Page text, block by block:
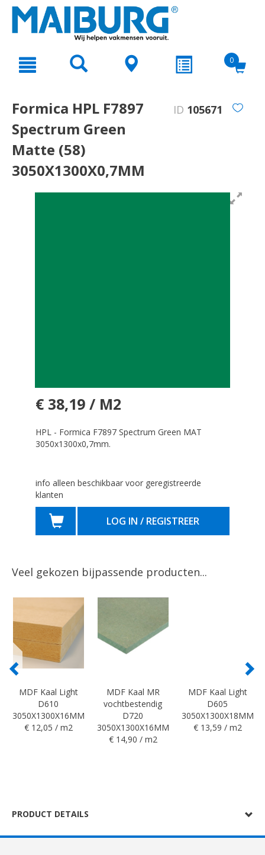
text.skipToNavigation
0
Formica HPL F7897
Spectrum Green
Matte (58)
3050X1300X0,7MM
ID 105671
€ 38,19 / M2
HPL - Formica F7897 Spectrum Green MAT
3050x1300x0,7mm.
info alleen beschikbaar voor geregistreerde
klanten
LOG IN / REGISTREER
Veel gekozen bijpassende producten...
MDF Kaal Light
D610
3050X1300X16MM
€ 12,05 / m2
MDF Kaal MR
vochtbestendig
D720
3050X1300X16MM
€ 14,90 / m2
MDF Kaal Light
D605
3050X1300X18MM
€ 13,59 / m2
PRODUCT DETAILS